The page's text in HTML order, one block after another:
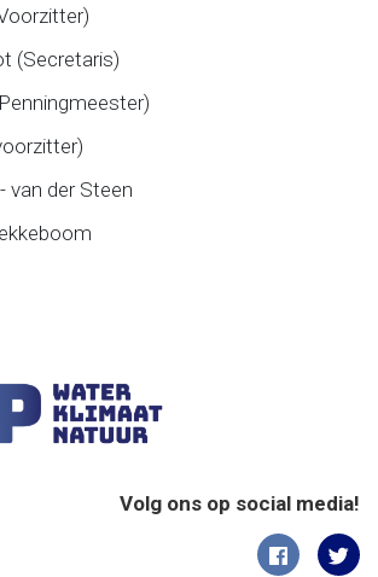
(Secretaris)
van der Steen
Volg ons op social media!